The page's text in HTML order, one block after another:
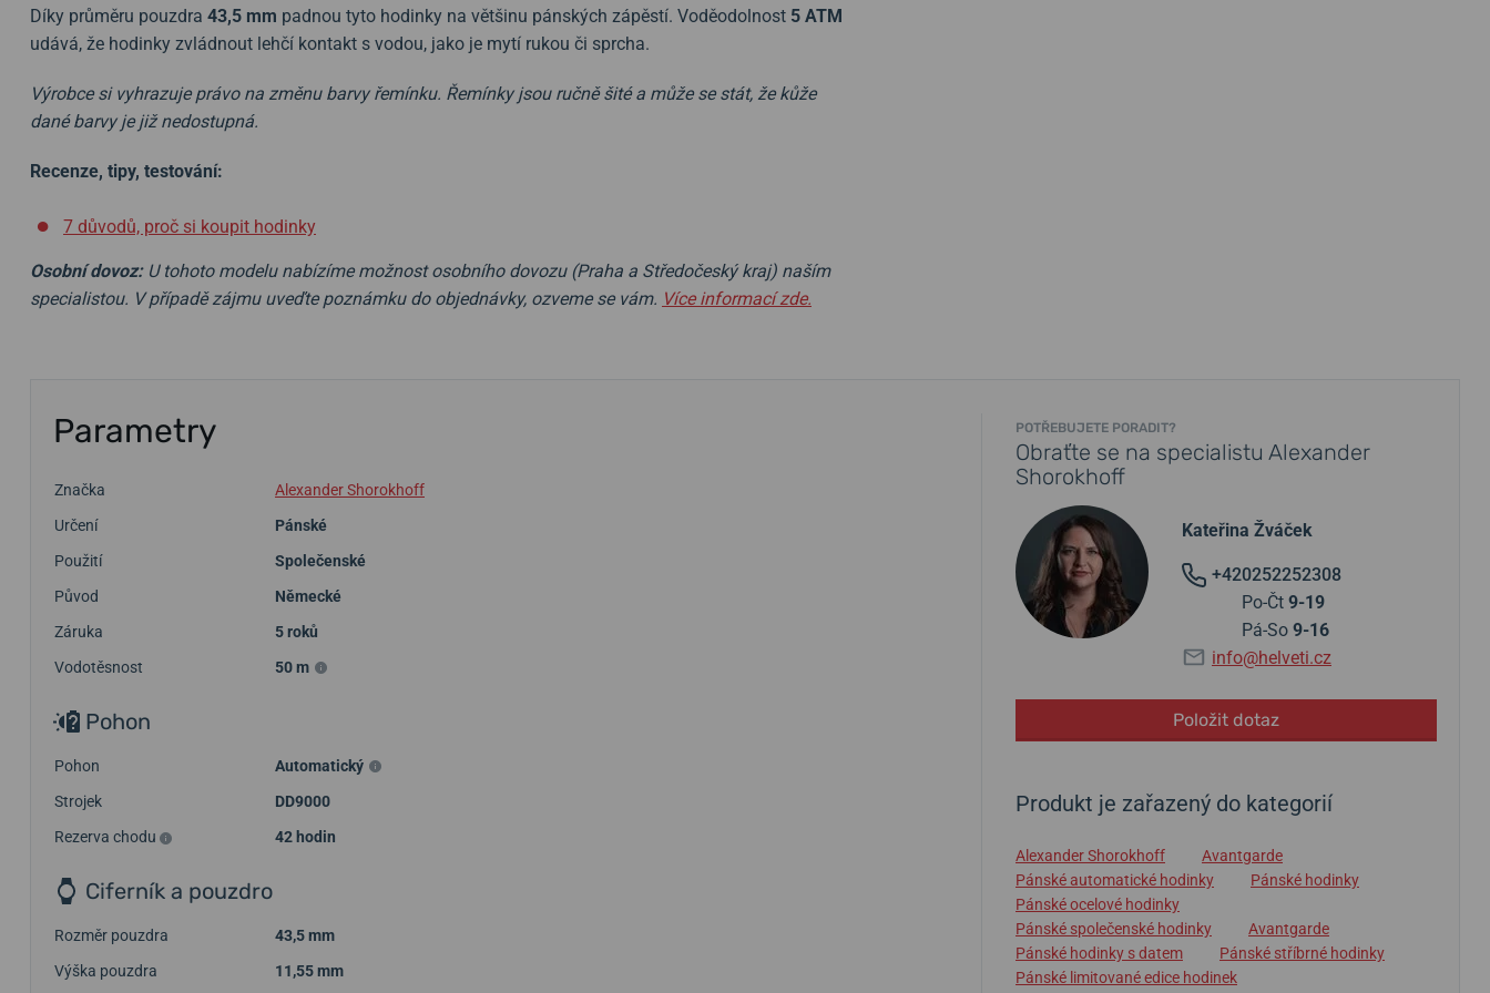
Díky průměru pouzdra 43,5 mm padnou tyto hodinky na většinu pánských zápěstí. Voděodolnost 5 ATM
udává, že hodinky zvládnout lehčí kontakt s vodou, jako je mytí rukou či sprcha.
Výrobce si vyhrazuje právo na změnu barvy řemínku. Řemínky jsou ručně šité a může se stát, že kůže
dané barvy je již nedostupná.
Recenze, tipy, testování:
7 důvodů, proč si koupit hodinky
Osobní dovoz: U tohoto modelu nabízíme možnost osobního dovozu (Praha a Středočeský kraj) naším
specialistou. V případě zájmu uveďte poznámku do objednávky, ozveme se vám. Více informací zde.
Parametry
Značka
Alexander Shorokhoff
Určení
Pánské
Použití
Společenské
Původ
Německé
Záruka
5 roků
Vodotěsnost
50 m
Pohon
Pohon
Automatický
Strojek
DD9000
Rezerva chodu
42 hodin
Ciferník a pouzdro
Rozměr pouzdra
43,5 mm
Výška pouzdra
11,55 mm
POTŘEBUJETE PORADIT?
Obraťte se na specialistu Alexander
Shorokhoff
Kateřina Žváček
+420252252308
Po-Čt 9-19
Pá-So 9-16
info@helveti.cz
Položit dotaz
Produkt je zařazený do kategorií
Alexander Shorokhoff
Avantgarde
Pánské automatické hodinky
Pánské hodinky
Pánské ocelové hodinky
Pánské společenské hodinky
Avantgarde
Pánské hodinky s datem
Pánské stříbrné hodinky
Pánské limitované edice hodinek